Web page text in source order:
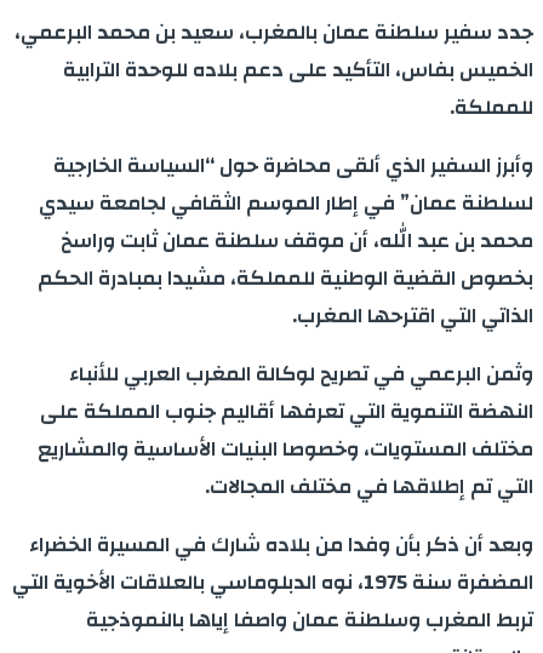
Share
جدد سفير سلطنة عمان بالمغرب، سعيد بن محمد البرعمي،
الخميس بفاس، التأكيد على دعم بلاده للوحدة الترابية
للمملكة.
وأبرز السفير الذي ألقى محاضرة حول “السياسة الخارجية
لسلطنة عمان” في إطار الموسم الثقافي لجامعة سيدي
محمد بن عبد الله، أن موقف سلطنة عمان ثابت وراسخ
بخصوص القضية الوطنية للمملكة، مشيدا بمبادرة الحكم
الذاتي التي اقترحها المغرب.
وثمن البرعمي في تصريح لوكالة المغرب العربي للأنباء
النهضة التنموية التي تعرفها أقاليم جنوب المملكة على
مختلف المستويات، وخصوصا البنيات الأساسية والمشاريع
التي تم إطلاقها في مختلف المجالات.
وبعد أن ذكر بأن وفدا من بلاده شارك في المسيرة الخضراء
المضفرة سنة 1975، نوه الدبلوماسي بالعلاقات الأخوية التي
تربط المغرب وسلطنة عمان واصفا إياها بالنموذجية